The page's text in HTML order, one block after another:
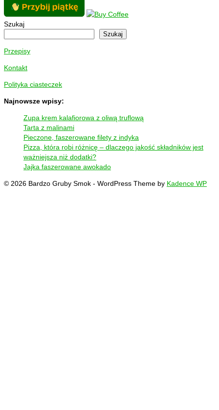
Szukaj
Szukaj
Przepisy
Kontakt
Polityka ciasteczek
Najnowsze wpisy:
Zupa krem kalafiorowa z oliwą truflową
Tarta z malinami
Pieczone, faszerowane filety z indyka
Pizza, która robi różnicę – dlaczego jakość składników jest
ważniejsza niż dodatki?
Jajka faszerowane awokado
© 2026 Bardzo Gruby Smok - WordPress Theme by Kadence WP